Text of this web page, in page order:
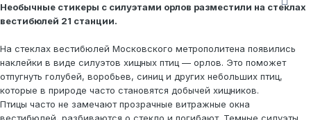
Необычные стикеры с силуэтами орлов разместили на стеклах
вестибюлей 21 станции.
На стеклах вестибюлей Московского метрополитена появились
наклейки в виде силуэтов хищных птиц — орлов. Это поможет
отпугнуть голубей, воробьев, синиц и других небольших птиц,
которые в природе часто становятся добычей хищников.
Птицы часто не замечают прозрачные витражные окна